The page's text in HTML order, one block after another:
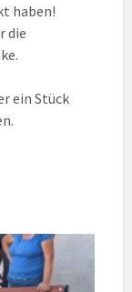
haben!
die
ein Stück